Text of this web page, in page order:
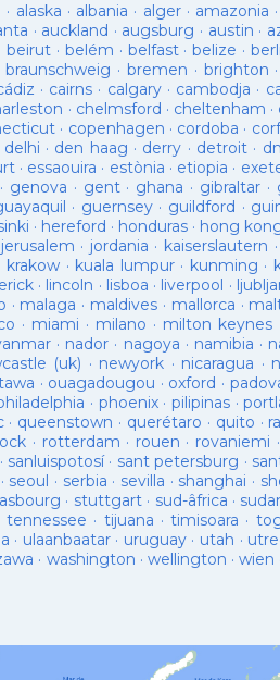
· alaska · albania · alger· amazonia ·
· auckland · augsburg · austin ·
·beirut · belém · belfast·belize ·
braunschweig · bremen · brighton
· cairns · calgary· cambodja ·
· chelmsford · cheltenham ·
· copenhagen · cordoba ·
delhi · den haag · derry · detroit·
· essaouira · estònia · etiopia ·
· genova · gent· ghana · gibraltar ·
· guernsey· guildford ·
· hereford · honduras· hong
jerusalem · jordania · kaiserslautern ·
krakow · kuala lumpur· kunming ·
· lincoln · lisboa · liverpool ·
· malaga · maldives · mallorca ·
· miami · milano · milton keynes
· nador · nagoya · namibia ·
(uk) · newyork · nicaragua ·
· ouagadougou · oxford ·
· phoenix·pilipinas ·
· queenstown · querétaro · quito ·
· rotterdam · rouen · rovaniemi ·
· sanluispotosí· sant petersburg ·
· seoul · serbia · sevilla · shanghai ·
· stuttgart· sud-âfrica ·
tennessee · tijuana ·timisoara ·
· ulaanbaatar· uruguay· utah ·
· washington · wellington ·wien